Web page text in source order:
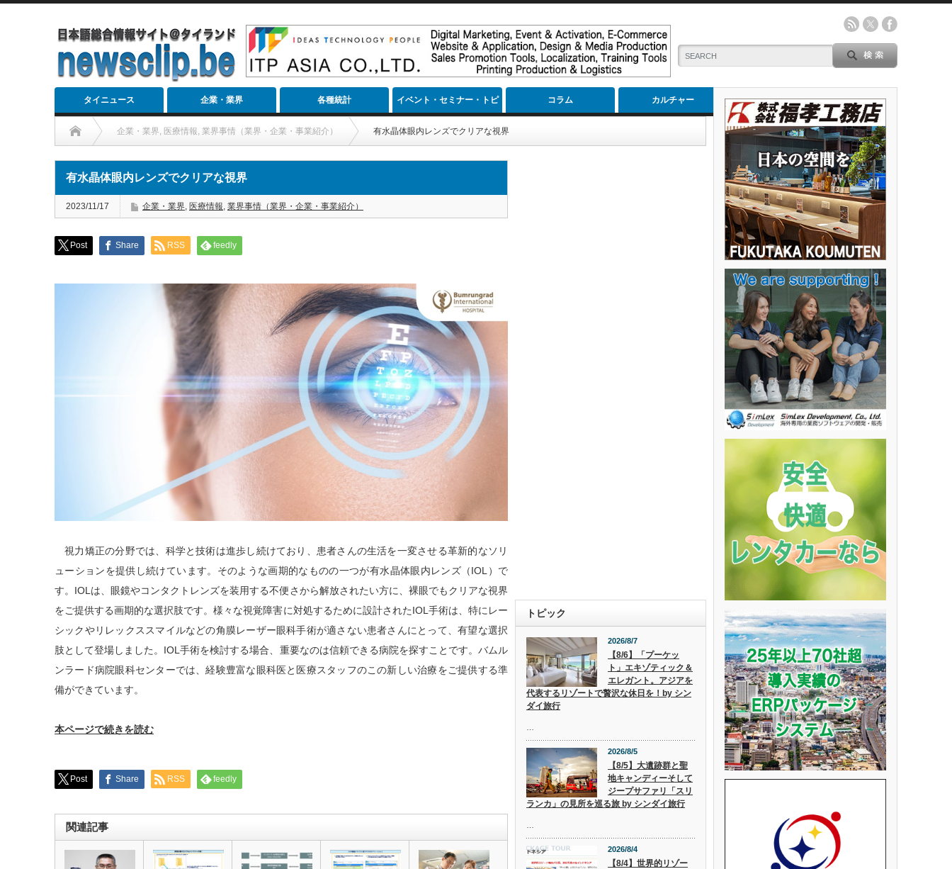
タイニュース 企業・業界 各種統計 イベント・セミナー・トピ
ック
コラム カルチャー
企業・業界, 医療情報, 業界事情（業界・企業・事業紹介） 有水晶体眼内レンズでクリアな視界
有水晶体眼内レンズでクリアな視界
2023/11/17 企業・業界, 医療情報, 業界事情（業界・企業・事業紹介）
Post Share RSS feedly
視力矯正の分野では、科学と技術は進歩し続けており、患者さんの生活を一変させる革新的なソリ
ューションを提供し続けています。そのような画期的なものの一つが有水晶体眼内レンズ（IOL）で
す。IOLは、眼鏡やコンタクトレンズを装用する不便さから解放されたい方に、裸眼でもクリアな視界
をご提供する画期的な選択肢です。様々な視覚障害に対処するために設計されたIOL手術は、特にレー
シックやリレックススマイルなどの角膜レーザー眼科手術が適さない患者さんにとって、有望な選択
肢として登場しました。IOL手術を検討する場合、重要なのは信頼できる病院を探すことです。バムル
ンラード病院眼科センターでは、経験豊富な眼科医と医療スタッフのこの新しい治療をご提供する準
備ができています。
本ページで続きを読む
Post Share RSS feedly
関連記事
トピック
2026/8/7
【8/6】「プーケッ
ト」エキゾティック＆
エレガント。アジアを
代表するリゾートで贅沢な休日を！by シン
ダイ旅行
2026/8/5
【8/5】大遺跡群と聖
地キャンディーそして
ジープサファリ「スリ
ランカ」の見所を巡る旅 by シンダイ旅行
2026/8/4
【8/4】世界的リゾー